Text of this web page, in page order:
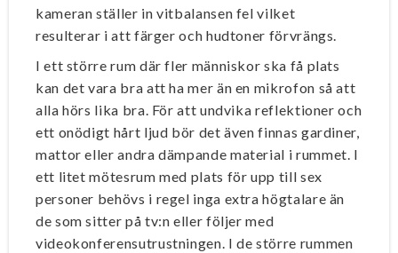
kameran ställer in vitbalansen fel vilket
resulterar i att färger och hudtoner förvrängs.
I ett större rum där fler människor ska få plats
kan det vara bra att ha mer än en mikrofon så att
alla hörs lika bra. För att undvika reflektioner och
ett onödigt hårt ljud bör det även finnas gardiner,
mattor eller andra dämpande material i rummet. I
ett litet mötesrum med plats för upp till sex
personer behövs i regel inga extra högtalare än
de som sitter på tv:n eller följer med
videokonferensutrustningen. I de större rummen